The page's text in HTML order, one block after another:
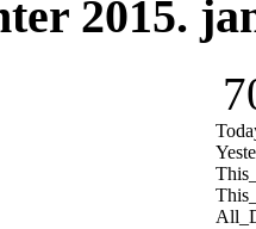
2015.